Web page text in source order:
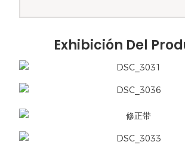
Exhibición Del